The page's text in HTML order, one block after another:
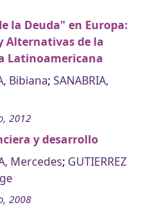
la Deuda" en Europa:
Alternativas de la
Latinoamericana
Bibiana; SANABRIA,
2012
y desarrollo
Mercedes; GUTIERREZ
2008